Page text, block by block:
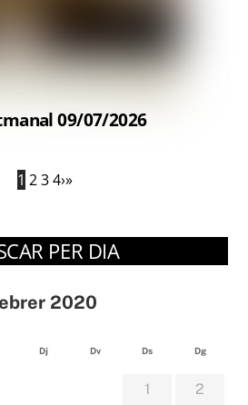
09/07/2026
1 2 3 4›»
PER DIA
2020
Dj Dv Ds Dg
1 2